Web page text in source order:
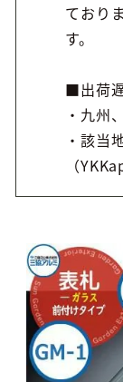
ており
す。
■出荷
・九州
・該当
（